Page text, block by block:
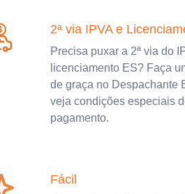
2ª via IPVA e
Precisa puxar a 2ª via do
licenciamento ES? Faça
de graça no Despachante
veja condições especiais
pagamento.
Fácil